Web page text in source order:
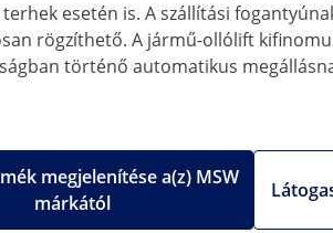
esetén is. A szállítási
rögzíthető. A jármű-ollólift
történő automatikus
megjelenítése a(z) MSW
márkától